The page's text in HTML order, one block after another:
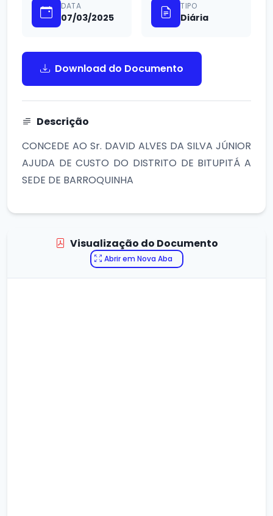
DATA
07/03/2025
TIPO
Diária
Download do Documento
Descrição
CONCEDE AO Sr. DAVID ALVES DA SILVA JÚNIOR
AJUDA DE CUSTO DO DISTRITO DE BITUPITÁ A
SEDE DE BARROQUINHA
Visualização do Documento
Abrir em Nova Aba